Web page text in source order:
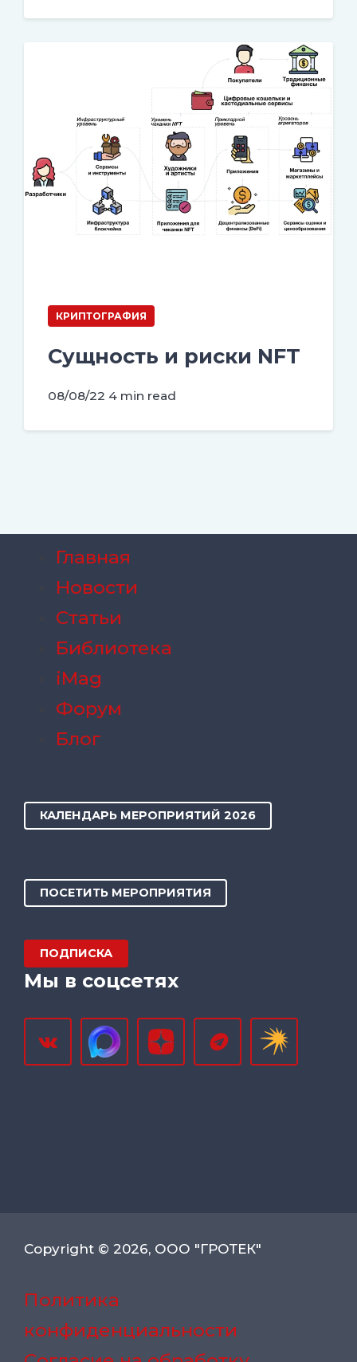
КРИПТОГРАФИЯ
Сущность и риски NFT
08/08/22 4 min read
Главная
Новости
Статьи
Библиотека
iMag
Форум
Блог
КАЛЕНДАРЬ МЕРОПРИЯТИЙ 2026
ПОСЕТИТЬ МЕРОПРИЯТИЯ
ПОДПИСКА
Мы в соцсетях
Copyright © 2026, ООО "ГРОТЕК"
Политика
конфиденциальности